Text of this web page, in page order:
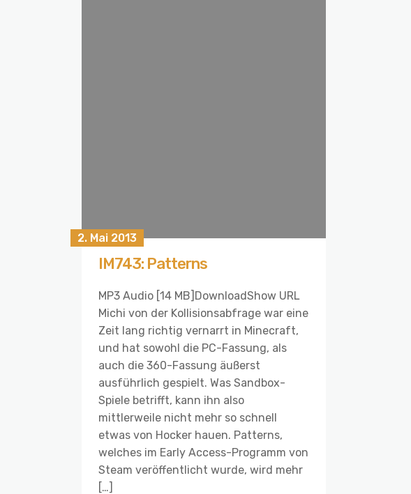
2. Mai 2013
IM743: Patterns
MP3 Audio [14 MB]DownloadShow URL
Michi von der Kollisionsabfrage war eine
Zeit lang richtig vernarrt in Minecraft,
und hat sowohl die PC-Fassung, als
auch die 360-Fassung äußerst
ausführlich gespielt. Was Sandbox-
Spiele betrifft, kann ihn also
mittlerweile nicht mehr so schnell
etwas von Hocker hauen. Patterns,
welches im Early Access-Programm von
Steam veröffentlicht wurde, wird mehr
[…]